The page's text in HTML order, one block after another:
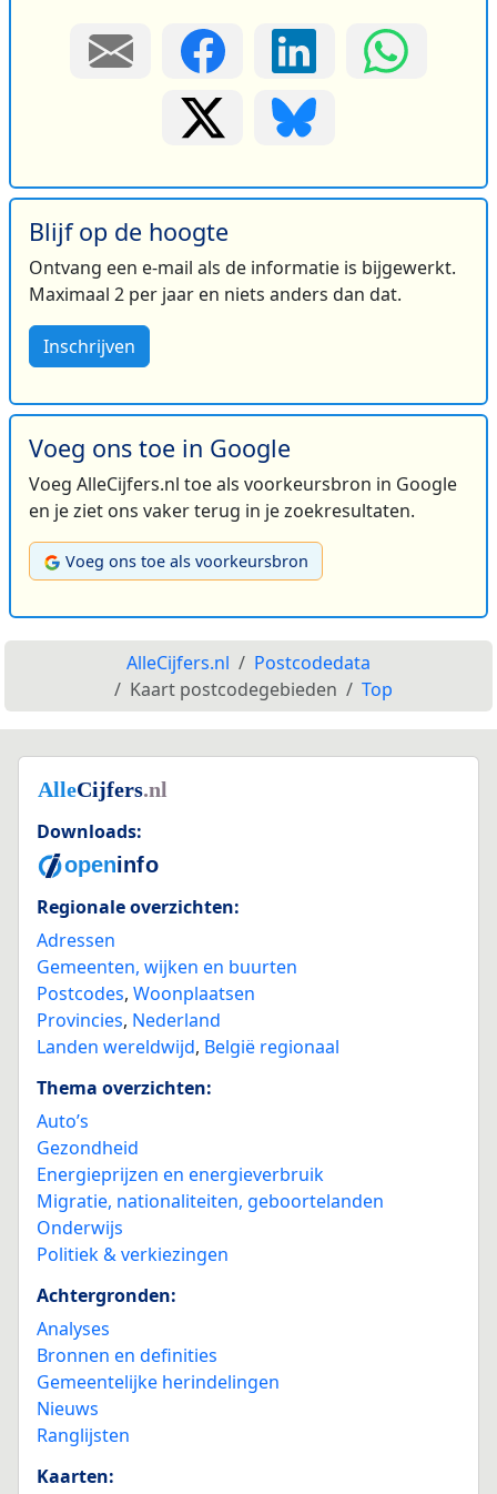
Blijf op de hoogte
Ontvang een e-mail als de informatie is bijgewerkt.
Maximaal 2 per jaar en niets anders dan dat.
Inschrijven
Voeg ons toe in Google
Voeg AlleCijfers.nl toe als voorkeursbron in Google
en je ziet ons vaker terug in je zoekresultaten.
Voeg ons toe als voorkeursbron
AlleCijfers.nl
Postcodedata
Kaart postcodegebieden
Top
Downloads:
Regionale overzichten:
Adressen
Gemeenten, wijken en buurten
Postcodes, Woonplaatsen
Provincies, Nederland
Landen wereldwijd, België regionaal
Thema overzichten:
Auto’s
Gezondheid
Energieprijzen en energieverbruik
Migratie, nationaliteiten, geboortelanden
Onderwijs
Politiek & verkiezingen
Achtergronden:
Analyses
Bronnen en definities
Gemeentelijke herindelingen
Nieuws
Ranglijsten
Kaarten: